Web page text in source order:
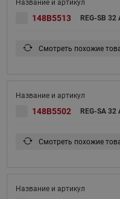
148B5513 REG-SB 32
Смотреть похожие
148B5502 REG-SA 32
Смотреть похожие